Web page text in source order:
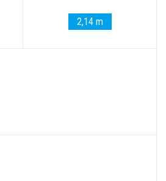
2,14 m